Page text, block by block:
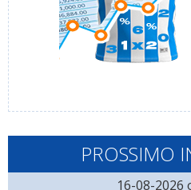
PROSSIMO
16-08-2026